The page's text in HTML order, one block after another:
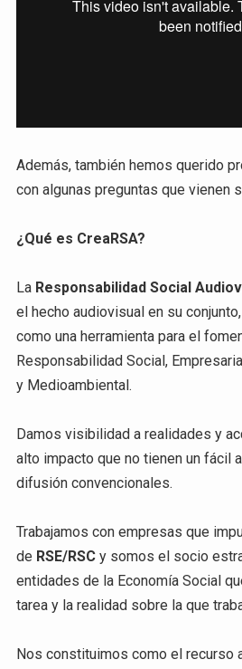
Además, también hemos querido
con algunas preguntas que vienen
¿Qué es CreaRSA?
La Responsabilidad Social
el hecho audiovisual en su
como una herramienta para el
Responsabilidad Social,
y Medioambiental.
Damos visibilidad a realidades y
alto impacto que no tienen un fácil
difusión convencionales.
Trabajamos con empresas que
de RSE/RSCy somos el socio
entidades de la Economía Social
tarea y la realidad sobre la que
Nos constituimos como el recurso